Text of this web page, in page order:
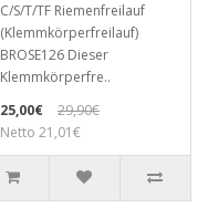
C/S/T/TF Riemenfreilauf
(Klemmkörperfreilauf)
BROSE126 Dieser
Klemmkörperfre..
25,00€
29,90€
Netto 21,01€